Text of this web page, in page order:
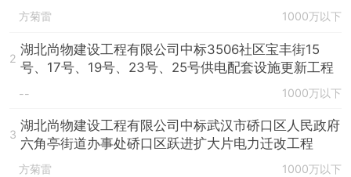
方菊雷 1000万以下
2
湖北尚物建设工程有限公司中标3506社区宝丰街15
号、17号、19号、23号、25号供电配套设施更新工程
-- 1000万以下
3
湖北尚物建设工程有限公司中标武汉市硚口区人民政府
六角亭街道办事处硚口区跃进扩大片电力迁改工程
方菊雷 1000万以下